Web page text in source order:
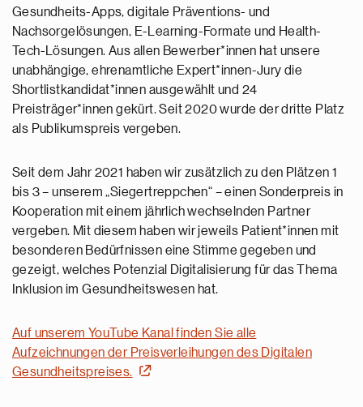
Gesundheits-Apps, digitale Präventions- und
Nachsorgelösungen, E-Learning-Formate und Health-
Tech-Lösungen. Aus allen Bewerber*innen hat unsere
unabhängige, ehrenamtliche Expert*innen-Jury die
Shortlistkandidat*innen ausgewählt und 24
Preisträger*innen gekürt. Seit 2020 wurde der dritte Platz
als Publikumspreis vergeben.
Seit dem Jahr 2021 haben wir zusätzlich zu den Plätzen 1
bis 3 – unserem „Siegertreppchen“ – einen Sonderpreis in
Kooperation mit einem jährlich wechselnden Partner
vergeben. Mit diesem haben wir jeweils Patient*innen mit
besonderen Bedürfnissen eine Stimme gegeben und
gezeigt, welches Potenzial Digitalisierung für das Thema
Inklusion im Gesundheitswesen hat.
Auf unserem YouTube Kanal finden Sie alle
Aufzeichnungen der Preisverleihungen des Digitalen
Gesundheitspreises.